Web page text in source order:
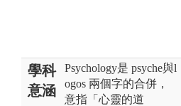
學科
意涵
Psychology是 psyche與l
ogos 兩個字的合併，
意指「心靈的道